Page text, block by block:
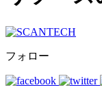
フォロー